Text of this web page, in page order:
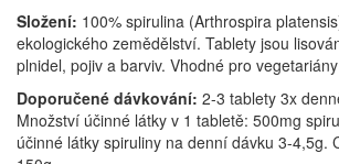
Složení: 100% spirulina (Arthrospira
ekologického zemědělství. Tablety jsou
plnidel, pojiv a barviv. Vhodné pro
Doporučené dávkování: 2-3 tablety 3x
Množství účinné látky v 1 tabletě: 500mg
účinné látky spiruliny na denní dávku 3-4,5g.